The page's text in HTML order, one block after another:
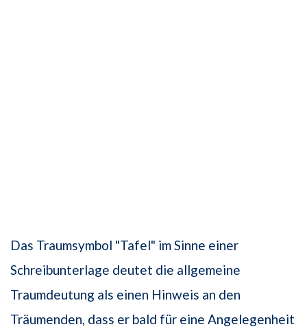
Das Traumsymbol "Tafel" im Sinne einer
Schreibunterlage deutet die allgemeine
Traumdeutung als einen Hinweis an den
Träumenden, dass er bald für eine Angelegenheit